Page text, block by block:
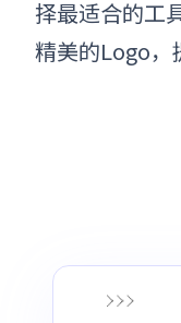
择最适合的工
精美的Logo，